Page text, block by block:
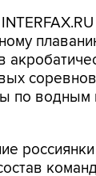
по водным